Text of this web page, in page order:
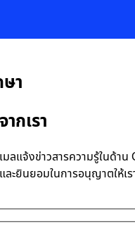
า
กเรา
มลแจ้งข่าวสารความรู้ในด้
ะยินยอมในการอนุญาตให้